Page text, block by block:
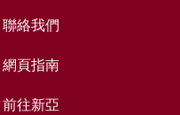
聯絡我們
網頁指南
前往新亞